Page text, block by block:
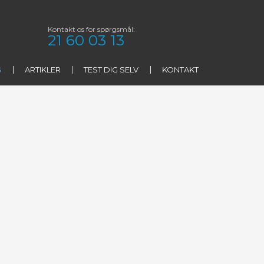
Kontakt os for spørgsmål:​
21 60 03 13
ARTIKLER TEST DIG SELV KONTAKT